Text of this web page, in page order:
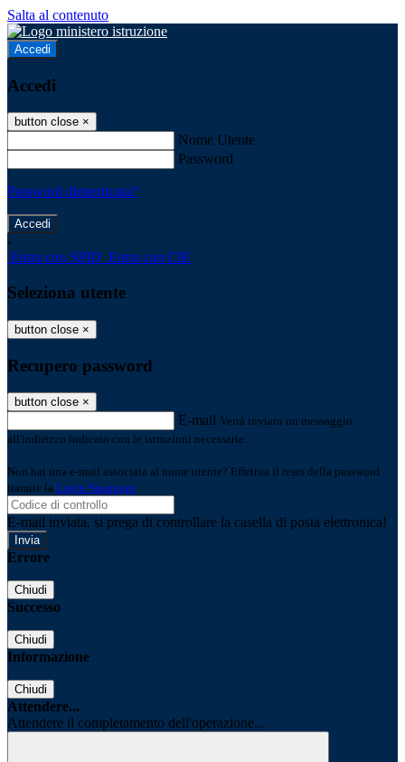
Salta al contenuto
Accedi
Accedi
button close ×
Nome Utente
Password
Password dimenticata?
-
Entra con SPID Entra con CIE
Seleziona utente
button close ×
Recupero password
button close ×
E-mail Verrà inviato un messaggio
all'indirizzo indicato con le istruzioni necessarie.
Non hai una e-mail associata al nome utente? Effettua il reset della password
tramite la Login Spaggiari
E-mail inviata, si prega di controllare la casella di posta elettronica!
Errore
Chiudi
Successo
Chiudi
Informazione
Chiudi
Attendere...
Attendere il completamento dell'operazione...